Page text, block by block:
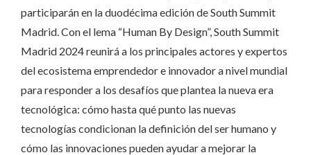
participarán en la duodécima edición de South Summit
Madrid. Con el lema “Human By Design”, South Summit
Madrid 2024 reunirá a los principales actores y expertos
del ecosistema emprendedor e innovador a nivel mundial
para responder a los desafíos que plantea la nueva era
tecnológica: cómo hasta qué punto las nuevas
tecnologías condicionan la definición del ser humano y
cómo las innovaciones pueden ayudar a mejorar la